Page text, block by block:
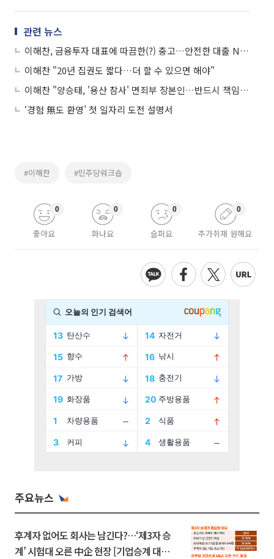
관련 뉴스
이해찬, 금융투자 대표에 따끔한(?) 충고…안전한 대출 NO, 모험적 투자 YES
이해찬 "20년 집권도 짧다…더 할 수 있으면 해야"
이해찬 "양승태, '용산 참사' 면죄부 장본인…반드시 책임 물어야"
‘경험 無도 환영’ 첫 일자리 도전 설명서
#이해찬 #민주당워크숍
좋아요
0
화나요
0
슬퍼요
0
추가취재 원해요
0
주요뉴스
후계자 없어도 회사는 남긴다?…‘제3자 승
계’ 시험대 오른 中企 현장 [기업승계 대전